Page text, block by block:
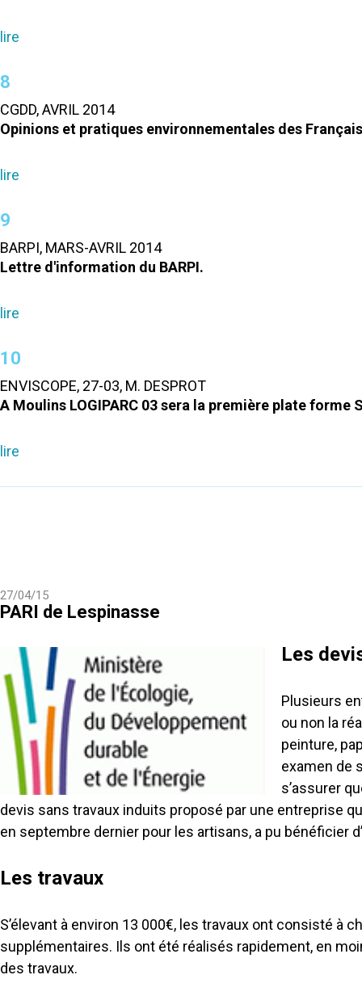
lire
8
CGDD, AVRIL 2014
Opinions et pratiques environnementales des
lire
9
BARPI, MARS-AVRIL 2014
Lettre d'information du BARPI.
lire
10
ENVISCOPE, 27-03, M. DESPROT
A Moulins LOGIPARC 03 sera la première plate forme
lire
27/04/15
PARI de Lespinasse
Les
Plusieurs
ou non la
peinture,
examen de
s’assurer
devis sans travaux induits proposé par une entreprise
en septembre dernier pour les artisans, a pu bénéficier
Les travaux
S’élevant à environ 13 000€, les travaux ont consisté
supplémentaires. Ils ont été réalisés rapidement, en
des travaux.